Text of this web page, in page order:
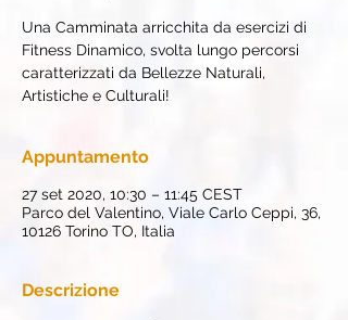
Una Camminata arricchita da esercizi di
Fitness Dinamico, svolta lungo percorsi
caratterizzati da Bellezze Naturali,
Artistiche e Culturali!
Appuntamento
27 set 2020, 10:30 – 11:45 CEST
Parco del Valentino, Viale Carlo Ceppi, 36,
10126 Torino TO, Italia
Descrizione